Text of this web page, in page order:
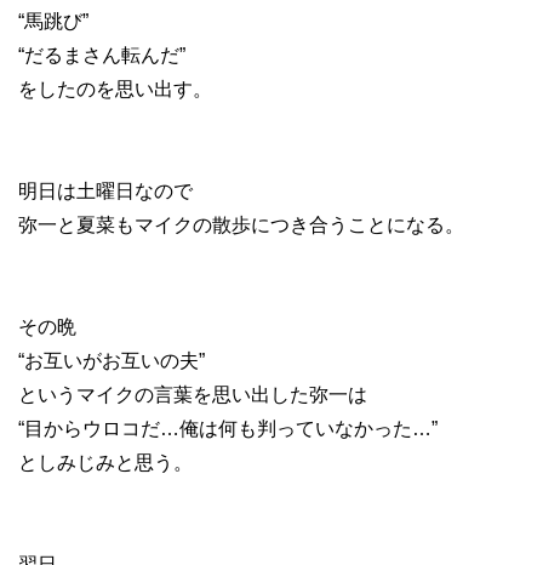
“馬跳び”
“だるまさん転んだ”
をしたのを思い出す。
明日は土曜日なので
弥一と夏菜もマイクの散歩につき合うことになる。
その晩
“お互いがお互いの夫”
というマイクの言葉を思い出した弥一は
“目からウロコだ…俺は何も判っていなかった…”
としみじみと思う。